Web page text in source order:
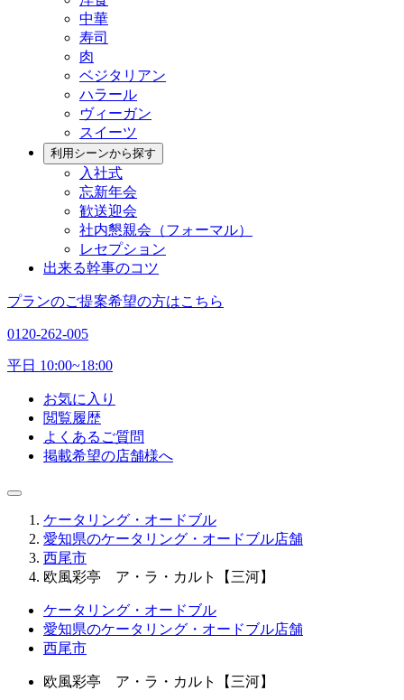
中華
寿司
肉
ベジタリアン
ハラール
ヴィーガン
スイーツ
利用シーンから探す
入社式
忘新年会
歓送迎会
社内懇親会（フォーマル）
レセプション
出来る幹事のコツ
プランのご提案希望の方はこちら
0120-262-005
平日 10:00~18:00
お気に入り
閲覧履歴
よくあるご質問
掲載希望の店舗様へ
ケータリング・オードブル
愛知県のケータリング・オードブル店舗
西尾市
欧風彩亭 ア・ラ・カルト【三河】
ケータリング・オードブル
愛知県のケータリング・オードブル店舗
西尾市
欧風彩亭 ア・ラ・カルト【三河】